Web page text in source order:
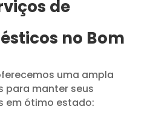
de
no Bom
uma ampla
para manter seus
em ótimo estado: